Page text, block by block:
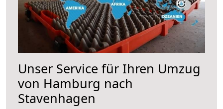
Unser Service für Ihren Umzug
von Hamburg nach
Stavenhagen